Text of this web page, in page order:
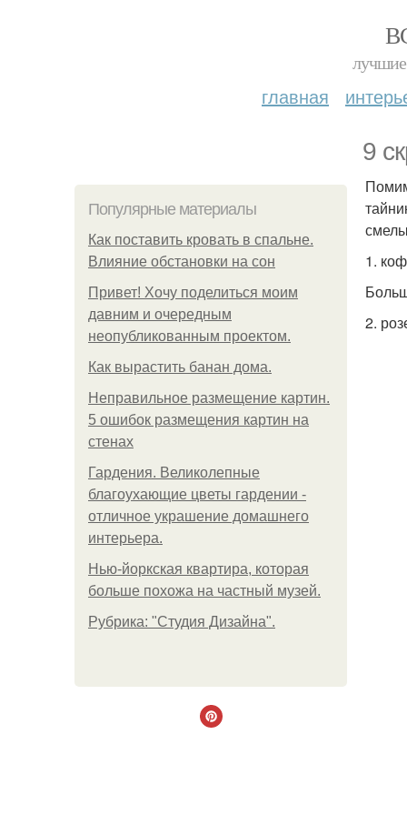
лучшие
главная
9
Популярные материалы
Как поставить кровать в спальне.
Влияние обстановки на сон
Привет! Хочу поделиться моим
давним и очередным
неопубликованным проектом.
Как вырастить банан дома.
Неправильное размещение картин.
5 ошибок размещения картин на
стенах
Гардения. Великолепные
благоухающие цветы гардении -
отличное украшение домашнего
интерьера.
Нью-йоркская квартира, которая
больше похожа на частный музей.
Рубрика: "Студия Дизайна".
1.
2.